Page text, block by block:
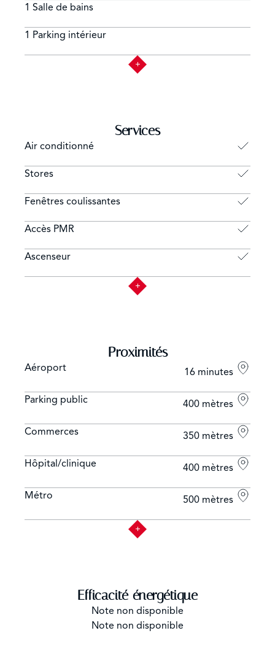
1 Salle de bains
1 Parking intérieur
Services
Air conditionné
Stores
Fenêtres coulissantes
Accès PMR
Ascenseur
Proximités
Aéroport 16 minutes
Parking public 400 mètres
Commerces 350 mètres
Hôpital/clinique 400 mètres
Métro 500 mètres
Efficacité énergétique
Note non disponible
Note non disponible